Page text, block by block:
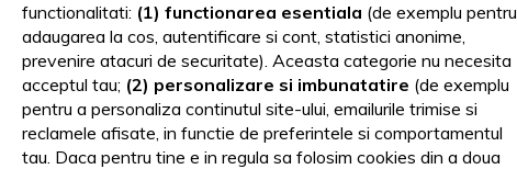
Sortare dupa
FILTRARE DUPA
CH20 Sterge filtrele
functionalitati: (1) functionarea esentiala (de exemplu pentru
adaugarea la cos, autentificare si cont, statistici anonime,
prevenire atacuri de securitate). Aceasta categorie nu necesita
acceptul tau; (2) personalizare si imbunatatire (de exemplu
pentru a personaliza continutul site-ului, emailurile trimise si
reclamele afisate, in functie de preferintele si comportamentul
tau. Daca pentru tine e in regula sa folosim cookies din a doua